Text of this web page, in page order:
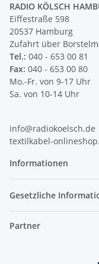
RADIO KÖLSCH
Eiffestraße 598
20537 Hamburg
Zufahrt über
Tel.: 040 - 653 00 81
Fax: 040 - 653 00 80
Mo.-Fr. von 9-17 Uhr
Sa. von 10-14 Uhr
info@radiokoelsch.de
textilkabel-
Informationen
Gesetzliche
Partner